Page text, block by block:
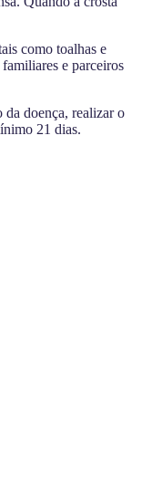
como toalhas e
e parceiros
da doença, realizar o
21 dias.